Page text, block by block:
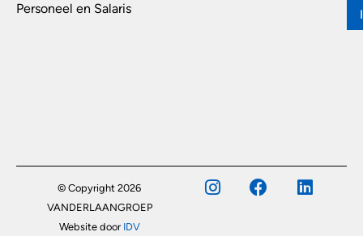
Personeel en Salaris
© Copyright 2026
VANDERLAANGROEP
Website door IDV